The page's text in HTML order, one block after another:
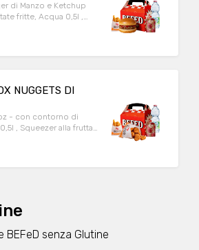
di Manzo e Ketchup
fritte, Acqua 0,5l ,
NUGGETS DI
- con contorno di
, Squeezer alla frutta
BEFeD senza Glutine